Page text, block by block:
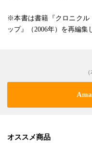
※本書は書籍『クロニクル
ップ』（2006年）を再編集
オススメ商品